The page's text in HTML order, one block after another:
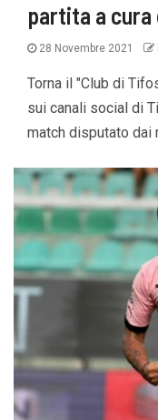
partita a
28 Novembre 2021
Torna il "Club di
sui canali social di
match disputato dai